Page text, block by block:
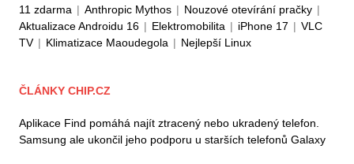
11 zdarma | Anthropic Mythos | Nouzové otevírání pračky |
Aktualizace Androidu 16 | Elektromobilita | iPhone 17 | VLC
TV | Klimatizace Maoudegola | Nejlepší Linux
ČLÁNKY CHIP.CZ
Aplikace Find pomáhá najít ztracený nebo ukradený telefon.
Samsung ale ukončil jeho podporu u starších telefonů Galaxy